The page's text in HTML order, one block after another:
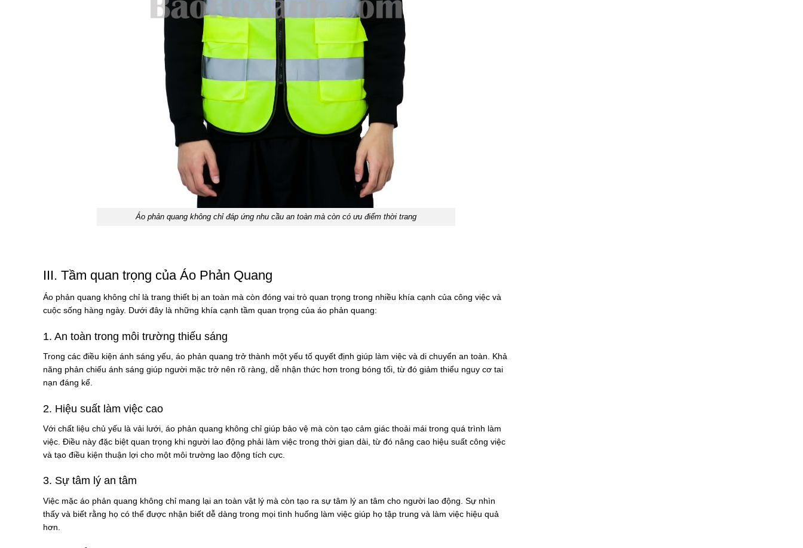
Áo phản quang không chỉ đáp ứng nhu cầu an toàn mà còn có ưu điểm thời trang
III. Tầm quan trọng của Áo Phản Quang
Áo phản quang không chỉ là trang thiết bị an toàn mà còn đóng vai trò quan trọng trong nhiều khía cạnh của công việc và
cuộc sống hàng ngày. Dưới đây là những khía cạnh tầm quan trọng của áo phản quang:
1. An toàn trong môi trường thiếu sáng
Trong các điều kiện ánh sáng yếu, áo phản quang trở thành một yếu tố quyết định giúp làm việc và di chuyển an toàn. Khả
năng phản chiếu ánh sáng giúp người mặc trở nên rõ ràng, dễ nhận thức hơn trong bóng tối, từ đó giảm thiểu nguy cơ tai
nạn đáng kể.
2. Hiệu suất làm việc cao
Với chất liệu chủ yếu là vải lưới, áo phản quang không chỉ giúp bảo vệ mà còn tạo cảm giác thoải mái trong quá trình làm
việc. Điều này đặc biệt quan trọng khi người lao động phải làm việc trong thời gian dài, từ đó nâng cao hiệu suất công việc
và tạo điều kiện thuận lợi cho một môi trường lao động tích cực.
3. Sự tâm lý an tâm
Việc mặc áo phản quang không chỉ mang lại an toàn vật lý mà còn tạo ra sự tâm lý an tâm cho người lao động. Sự nhìn
thấy và biết rằng họ có thể được nhận biết dễ dàng trong mọi tình huống làm việc giúp họ tập trung và làm việc hiệu quả
hơn.